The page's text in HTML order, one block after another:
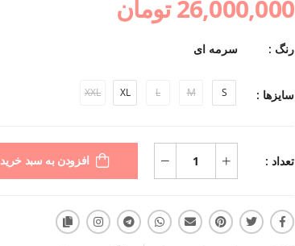
26,000,000 تومان
رنگ : سرمه ای
سایزها : S
M
L
XL
XXL
تعداد : افزودن به سبد خرید